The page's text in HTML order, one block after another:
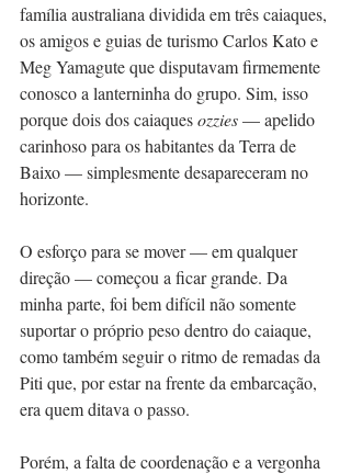
família australiana dividida em três caiaques,
os amigos e guias de turismo Carlos Kato e
Meg Yamagute que disputavam firmemente
conosco a lanterninha do grupo. Sim, isso
porque dois dos caiaques ozzies — apelido
carinhoso para os habitantes da Terra de
Baixo — simplesmente desapareceram no
horizonte.
O esforço para se mover — em qualquer
direção — começou a ficar grande. Da
minha parte, foi bem difícil não somente
suportar o próprio peso dentro do caiaque,
como também seguir o ritmo de remadas da
Piti que, por estar na frente da embarcação,
era quem ditava o passo.
Porém, a falta de coordenação e a vergonha